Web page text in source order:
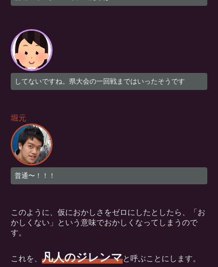
してないですね。県大会の一回戦まではいったそうです
堀元
普通〜！！！
このように、仮におかしさをゼロにしたとしたら、「お
かしくない」という意味でおかしくなってしまうので
す。
これを、凡人のジレンマと呼ぶことにします。